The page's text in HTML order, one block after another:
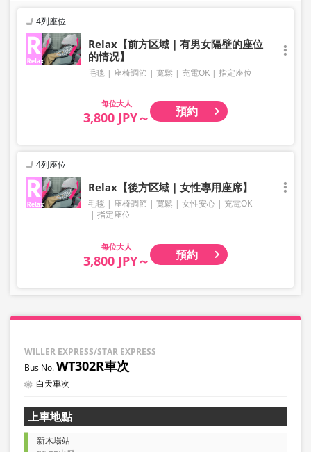
4列座位
Relax【前方区域｜有男女隔壁的座位
的情况】
毛毯 座椅調節 寬鬆 充電OK 指定座位
大人
3,800 JPY～ 預約
4列座位
Relax【後方区域｜女性專用座席】
毛毯 座椅調節 寬鬆 女性安心
充電OK
指定座位
大人
3,800 JPY～ 預約
WILLER EXPRESS/STAR EXPRESS
WT302R車次
白天車次
上車地點
新木場站